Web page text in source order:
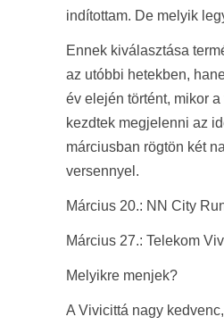
indítottam. De melyik
Ennek kiválasztása
az utóbbi hetekben,
év elején történt, mikor
kezdtek megjelenni az
márciusban rögtön két
versennyel.
Március 20.: NN City
Március 27.: Telekom
Melyikre menjek?
A Vivicittá nagy